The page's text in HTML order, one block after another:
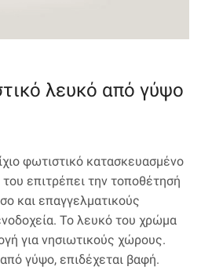
λευκό από γύψο
φωτιστικό κατασκευασμένο
επιτρέπει την τοποθέτησή
και επαγγελματικούς
Το λευκό του χρώμα
για νησιωτικούς χώρους.
γύψο, επιδέχεται βαφή.